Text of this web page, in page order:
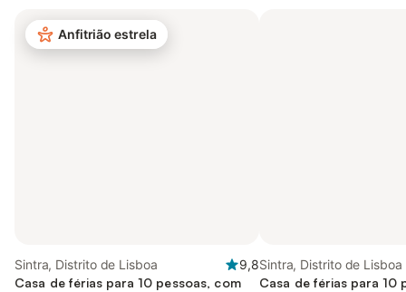
Anfitrião estrela
Sintra, Distrito de Lisboa
9,8
Casa de férias para 10 pessoas, com
Sintra, Distrito de Lisboa
Casa de férias para 10